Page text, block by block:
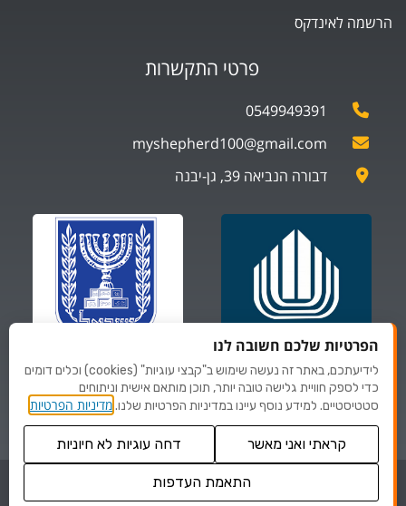
פרטי התקשרות
0549949391
myshepherd100@gmail.com
דבורה הנביאה 39, גן-יבנה
ספקים של
משרד הביטחון
ספקים של
משרד לביטחון פנים
הרשמה לאינדקס
© כל הזכויות שמורות לMYSHEPHERD
הפרטיות שלכם חשובה לנו
לידיעתכם, באתר זה נעשה שימוש ב"קבצי עוגיות" (cookies) וכלים דומים
כדי לספק חוויית גלישה טובה יותר, תוכן מותאם אישית וניתוחים
סטטיסטיים. למידע נוסף עיינו במדיניות הפרטיות שלנו.מדיניות הפרטיות
קראתי ואני מאשר דחה עוגיות לא חיוניות
התאמת העדפות